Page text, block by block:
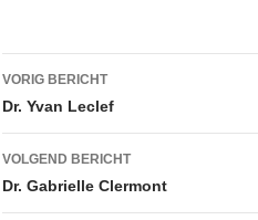
Berichtnavigatie
VORIG BERICHT
Dr. Yvan Leclef
VOLGEND BERICHT
Dr. Gabrielle Clermont